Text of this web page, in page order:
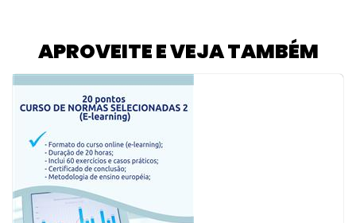
APROVEITE E VEJA TAMBÉM